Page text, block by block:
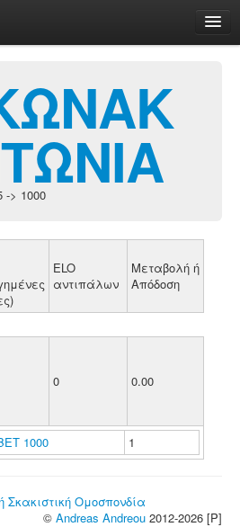
-> 1000
ELO
αντιπάλων
Μεταβολή ή
Απόδοση
0 0.00
1000 1
Σκακιστική Ομοσπονδία
© Andreas Andreou 2012-2026 [P]